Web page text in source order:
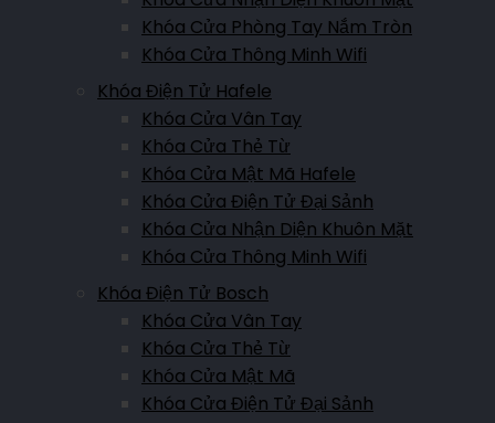
Khóa Cửa Phòng Tay Nắm Tròn
Khóa Cửa Thông Minh Wifi
Khóa Điện Tử Hafele
Khóa Cửa Vân Tay
Khóa Cửa Thẻ Từ
Khóa Cửa Mật Mã Hafele
Khóa Cửa Điện Tử Đại Sảnh
Khóa Cửa Nhận Diện Khuôn Mặt
Khóa Cửa Thông Minh Wifi
Khóa Điện Tử Bosch
Khóa Cửa Vân Tay
Khóa Cửa Thẻ Từ
Khóa Cửa Mật Mã
Khóa Cửa Điện Tử Đại Sảnh